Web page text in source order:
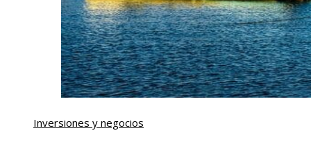
Inversiones y negocios